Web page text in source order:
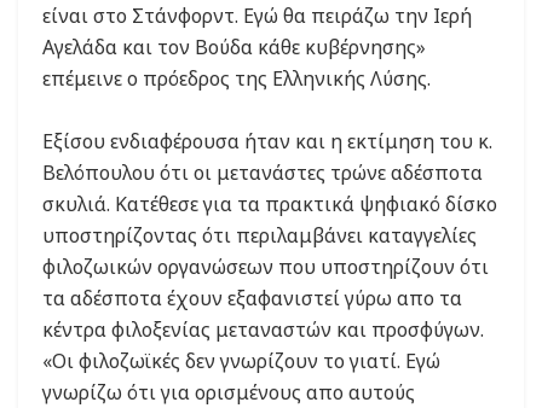
είναι στο Στάνφορντ. Εγώ θα πειράζω την Ιερή
Αγελάδα και τον Βούδα κάθε κυβέρνησης»
επέμεινε ο πρόεδρος της Ελληνικής Λύσης.
Εξίσου ενδιαφέρουσα ήταν και η εκτίμηση του κ.
Βελόπουλου ότι οι μετανάστες τρώνε αδέσποτα
σκυλιά. Κατέθεσε για τα πρακτικά ψηφιακό δίσκο
υποστηρίζοντας ότι περιλαμβάνει καταγγελίες
φιλοζωικών οργανώσεων που υποστηρίζουν ότι
τα αδέσποτα έχουν εξαφανιστεί γύρω απο τα
κέντρα φιλοξενίας μεταναστών και προσφύγων.
«Οι φιλοζωϊκές δεν γνωρίζουν το γιατί. Εγώ
γνωρίζω ότι για ορισμένους απο αυτούς